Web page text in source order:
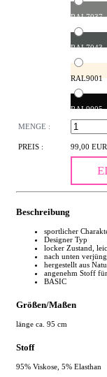
RAL7037
RAL7043
RAL9001
RAL9005
MENGE :
PREIS : 99,00 EUR
Beschreibung
sportlicher
Designer Typ
locker Zustand,
nach unten
hergestellt aus
angenehm Stoff
BASIC
Größen/Maßen
länge ca. 95 cm
Stoff
95% Viskose, 5% Elasthan